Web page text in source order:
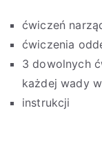
ćwiczeń
ćwiczenia
3 dowolnych
każdej wady
instrukcji